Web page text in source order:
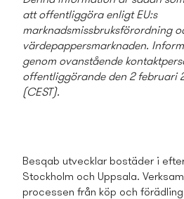
att offentliggöra enligt EU:s
marknadsmissbruksförordning
värdepappersmarknaden.
genom ovanstående
offentliggörande den 2 februari
(CEST).
Besqab utvecklar bostäder i
Stockholm och Uppsala.
processen från köp och förädling